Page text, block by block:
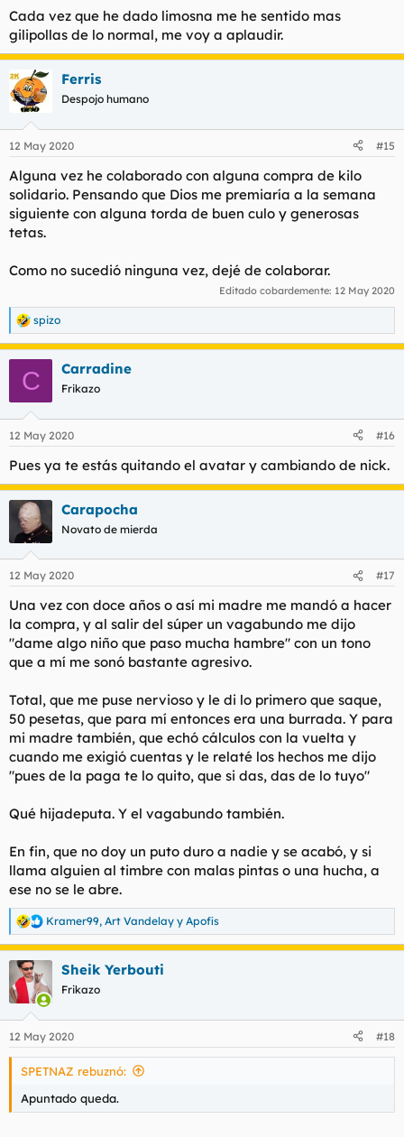
:
Cada vez que he dado limosna me he sentido mas
gilipollas de lo normal, me voy a aplaudir.
Ferris
Despojo humano
12 May 2020 #15
Alguna vez he colaborado con alguna compra de kilo
solidario. Pensando que Dios me premiaría a la semana
siguiente con alguna torda de buen culo y generosas
tetas.
Como no sucedió ninguna vez, dejé de colaborar.
Editado cobardemente: 12 May 2020
R
e
a
e
:
spizo
C Carradine
Frikazo
12 May 2020 #16
Pues ya te estás quitando el avatar y cambiando de nick.
Carapocha
Novato de mierda
12 May 2020 #17
Una vez con doce años o así mi madre me mandó a hacer
la compra, y al salir del súper un vagabundo me dijo
"dame algo niño que paso mucha hambre" con un tono
que a mí me sonó bastante agresivo.
Total, que me puse nervioso y le di lo primero que saque,
50 pesetas, que para mí entonces era una burrada. Y para
mi madre también, que echó cálculos con la vuelta y
cuando me exigió cuentas y le relaté los hechos me dijo
"pues de la paga te lo quito, que si das, das de lo tuyo"
Qué hijadeputa. Y el vagabundo también.
En fin, que no doy un puto duro a nadie y se acabó, y si
llama alguien al timbre con malas pintas o una hucha, a
ese no se le abre.
R
e
a
c
c
i
e
s
Kramer99, Art Vandelay y Apofis
Sheik Yerbouti
Frikazo
12 May 2020 #18
SPETNAZ rebuznó:
Apuntado queda.